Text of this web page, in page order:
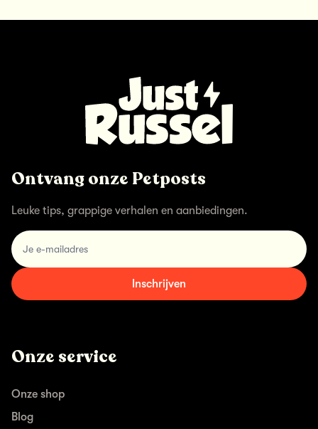
Ontvang onze Petposts
Leuke tips, grappige verhalen en aanbiedingen.
email
Inschrijven
Onze service
Onze shop
Blog